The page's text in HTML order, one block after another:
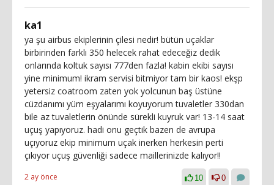
ka1
ya şu airbus ekiplerinin çilesi nedir! bütün uçaklar
birbirinden farklı 350 helecek rahat edeceğiz dedik
onlarında koltuk sayısı 777den fazla! kabin ekibi sayısı
yine minimum! ikram servisi bitmiyor tam bir kaos! ekşp
yetersiz coatroom zaten yok yolcunun baş üstüne
cüzdanımı yüm eşyalarımı koyuyorum tuvaletler 330dan
bile az tuvaletlerin önünde sürekli kuyruk var! 13-14 saat
uçuş yapıyoruz. hadi onu geçtik bazen de avrupa
uçıyoruz ekip minimum uçak inerken herkesin perti
çıkıyor uçuş güvenliği sadece maillerinizde kalıyor!!
2 ay önce 10 0